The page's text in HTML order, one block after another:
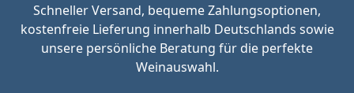
Schneller Versand, bequeme Zahlungsoptionen,
kostenfreie Lieferung innerhalb Deutschlands sowie
unsere persönliche Beratung für die perfekte
Weinauswahl.